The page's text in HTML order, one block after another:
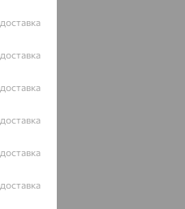
доставка
доставка
доставка
доставка
доставка
доставка